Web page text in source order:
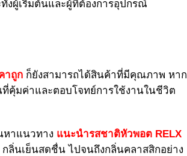
งผู้เริ่มต้นและผู้ที่ต้องการอุปกรณ์
าถูก ก็ยังสามารถได้สินค้าที่มีคุณภาพ หาก
คุ้มค่าและตอบโจทย์การใช้งานในชีวิต
าแนวทาง แนะนำรสชาติหัวพอต RELX
ลิ่นเย็นสดชื่น ไปจนถึงกลิ่นคลาสสิกอย่าง